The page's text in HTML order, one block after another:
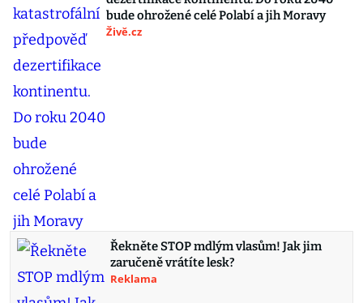
bude ohrožené celé Polabí a jih Moravy
Živě.cz
Řekněte STOP mdlým vlasům! Jak jim
zaručeně vrátíte lesk?
Reklama